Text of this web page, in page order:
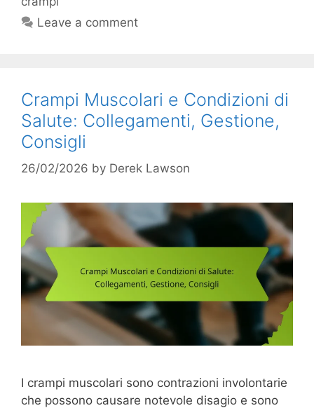
Leave a comment
Crampi Muscolari e Condizioni di
Salute: Collegamenti, Gestione,
Consigli
26/02/2026 by Derek Lawson
I crampi muscolari sono contrazioni involontarie
che possono causare notevole disagio e sono